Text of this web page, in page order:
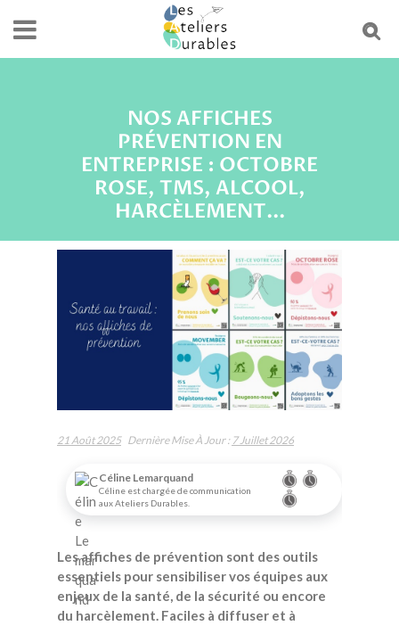
NOS AFFICHES
PRÉVENTION EN
ENTREPRISE : OCTOBRE
ROSE, TMS, ALCOOL,
HARCÈLEMENT...
21 Août 2025 Dernière Mise À Jour : 7 Juillet 2026
Céline Lemarquand
Céline est chargée de communication
aux Ateliers Durables.
Les affiches de prévention sont des outils
essentiels pour sensibiliser vos équipes aux
enjeux de la santé, de la sécurité ou encore
du harcèlement. Faciles à diffuser et à